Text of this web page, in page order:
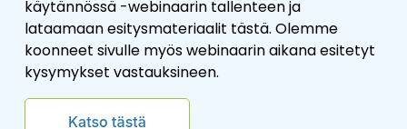
käytännössä -webinaarin tallenteen ja
lataamaan esitysmateriaalit tästä. Olemme
koonneet sivulle myös webinaarin aikana esitetyt
kysymykset vastauksineen.